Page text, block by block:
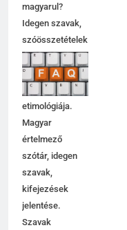
magyarul?
Idegen szavak,
szóösszetételek
jelentése,
magyarázata,
használata,
etimológiája.
Magyar
értelmező
szótár, idegen
szavak,
kifejezések
jelentése.
Szavak